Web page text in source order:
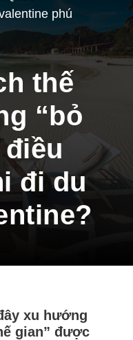
phú
thế
“bỏ
đi du
xu hướng
gian” được